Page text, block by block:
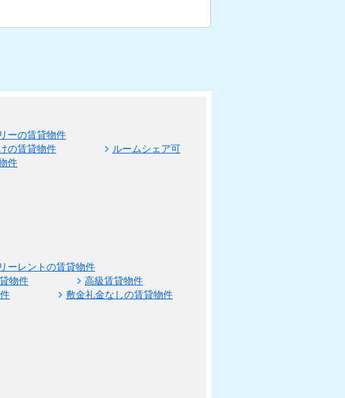
ーの賃貸物件
の賃貸物件
ルームシェア可
件
ーレントの賃貸物件
物件
高級賃貸物件
敷金礼金なしの賃貸物件